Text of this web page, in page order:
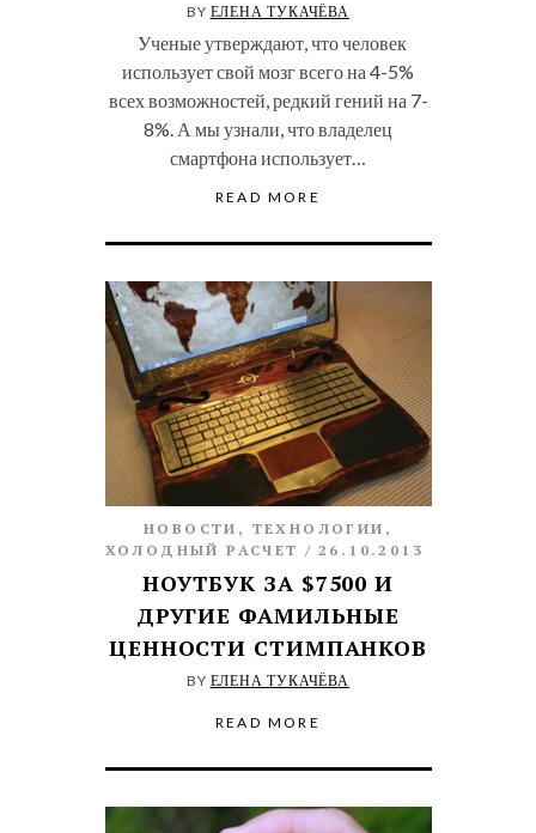
BY ЕЛЕНА ТУКАЧЁВА
Ученые утверждают, что человек
использует свой мозг всего на 4-5%
всех возможностей, редкий гений на 7-
8%. А мы узнали, что владелец
смартфона использует…
READ MORE
НОВОСТИ , ТЕХНОЛОГИИ ,
ХОЛОДНЫЙ РАСЧЕТ
26.10.2013
НОУТБУК ЗА $7500 И
ДРУГИЕ ФАМИЛЬНЫЕ
ЦЕННОСТИ СТИМПАНКОВ
BY ЕЛЕНА ТУКАЧЁВА
READ MORE